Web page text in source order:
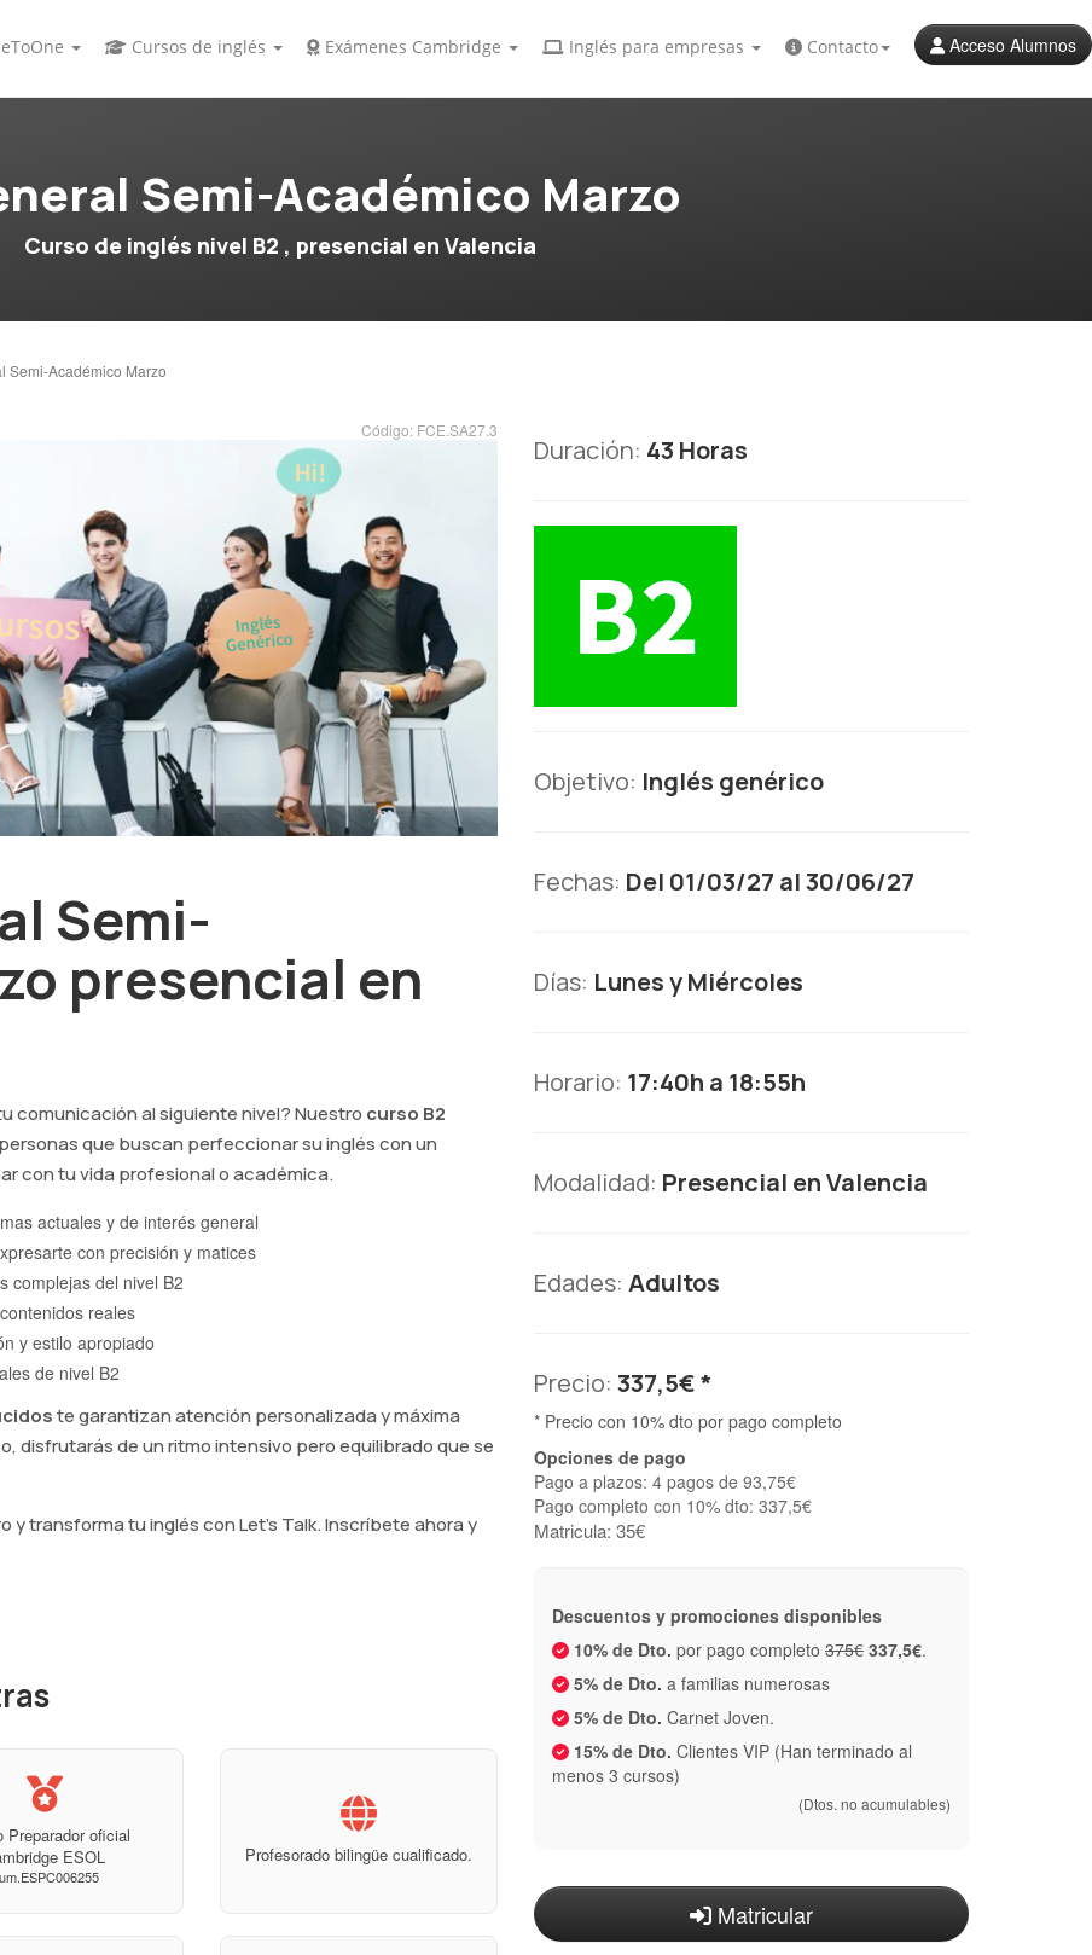
Cursos de inglés Exámenes Cambridge Inglés para empresas Contacto Acceso Alumnos
Semi-Académico Marzo
Curso de inglés nivel B2 , presencial en Valencia
Semi-Académico Marzo
Código: FCE.SA27.3
Semi-
presencial en
comunicación al siguiente nivel? Nuestro curso B2
que buscan perfeccionar su inglés con un
con tu vida profesional o académica.
actuales y de interés general
con precisión y matices
complejas del nivel B2
reales
y estilo apropiado
de nivel B2
te garantizan atención personalizada y máxima
disfrutarás de un ritmo intensivo pero equilibrado que se
y transforma tu inglés con Let's Talk. Inscríbete ahora y
Preparador oficial
ESOL
Profesorado bilingüe cualificado.
Duración: 43 Horas
Objetivo: Inglés genérico
Fechas: Del 01/03/27 al 30/06/27
Días: Lunes y Miércoles
Horario: 17:40h a 18:55h
Modalidad: Presencial en Valencia
Edades: Adultos
Precio: 337,5€ *
* Precio con 10% dto por pago completo
Opciones de pago
Pago a plazos: 4 pagos de 93,75€
Pago completo con 10% dto: 337,5€
Matricula: 35€
Descuentos y promociones disponibles
10% de Dto. por pago completo 375€ 337,5€.
5% de Dto. a familias numerosas
5% de Dto. Carnet Joven.
15% de Dto. Clientes VIP (Han terminado al
menos 3 cursos)
(Dtos. no acumulables)
Matricular